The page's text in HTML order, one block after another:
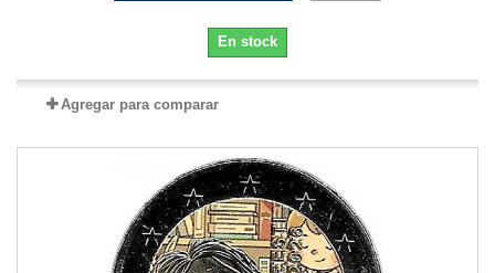
En stock
Agregar para comparar